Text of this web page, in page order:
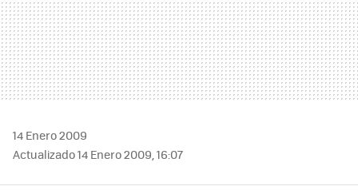
14 Enero 2009
Actualizado 14 Enero 2009, 16:07